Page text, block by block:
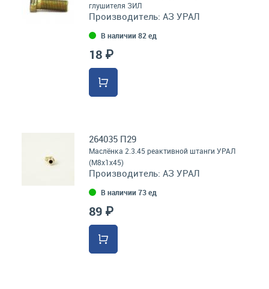
глушителя ЗИЛ
Производитель: АЗ УРАЛ
В наличии 82 ед
18 ₽
264035 П29
Маслёнка 2.3.45 реактивной штанги УРАЛ
(М8х1х45)
Производитель: АЗ УРАЛ
В наличии 73 ед
89 ₽